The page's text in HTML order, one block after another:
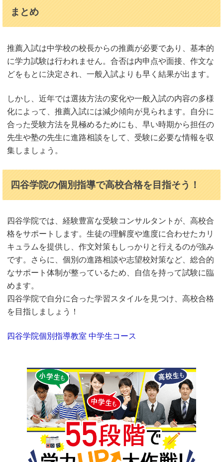
まとめ
推薦入試は中学校の校長からの推薦が必要であり、基本的
に学力試験は行われません。合否は内申点や面接、作文な
どをもとに決定され、一般入試よりも早く結果が出ます。
しかし、近年では選抜方法の変化や一般入試の内容の多様
化によって、推薦入試には減少傾向が見られます。自分に
合った受験方法を見極めるためにも、早い時期から担任の
先生や塾の先生に進路相談をして、受験に必要な情報を収
集しましょう。
四谷学院の個別指導で高校合格を目指そう！
四谷学院では、経験豊富な受験コンサルタントが、高校合
格をサポートします。生徒の理解度や進度に合わせたカリ
キュラムを提供し、作文対策もしっかりと行えるのが強み
です。さらに、個別の進路相談や志望校対策など、総合的
なサポート体制が整っているため、自信を持って試験に臨
めます。
四谷学院で自分に合った学習スタイルを見つけ、高校合格
を目指しましょう！
四谷学院個別指導教室 中学生コース